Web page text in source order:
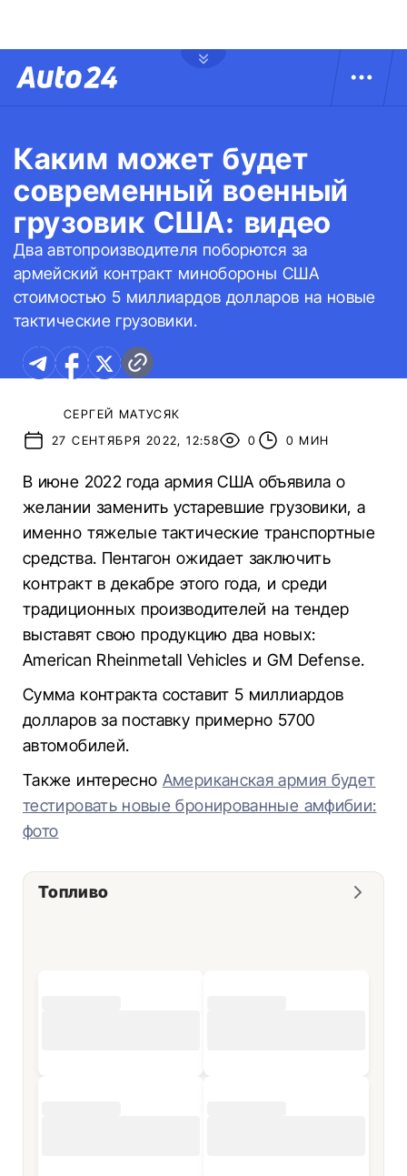
Каким может будет
современный военный
грузовик США: видео
Два автопроизводителя поборются за
армейский контракт минобороны США
стоимостью 5 миллиардов долларов на новые
тактические грузовики.
СЕРГЕЙ МАТУСЯК
27 СЕНТЯБРЯ 2022, 12:58
0 0 МИН
В июне 2022 года армия США объявила о
желании заменить устаревшие грузовики, а
именно тяжелые тактические транспортные
средства. Пентагон ожидает заключить
контракт в декабре этого года, и среди
традиционных производителей на тендер
выставят свою продукцию два новых:
American Rheinmetall Vehicles и GM Defense.
Сумма контракта составит 5 миллиардов
долларов за поставку примерно 5700
автомобилей.
Также интересно Американская армия будет
тестировать новые бронированные амфибии:
фото
Топливо